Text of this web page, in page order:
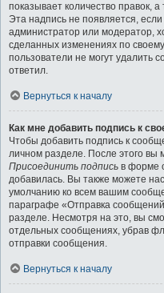
показывает количество правок,
Эта надпись не появляется,
администратор или модератор,
сделанных изменениях по
пользователи не могут удалить
ответил.
Вернуться к началу
Как мне добавить подпись к
Чтобы добавить подпись к
личном разделе. После этого вы
Присоединить подпись в форме
добавилась. Вы также можете
умолчанию ко всем вашим
параграфе «Отправка
разделе. Несмотря на это, вы
отдельных сообщениях, убрав
отправки сообщения.
Вернуться к началу